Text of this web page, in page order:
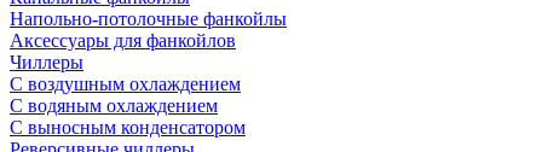
Напольно-потолочные фанкойлы
Аксессуары для фанкойлов
Чиллеры
С воздушным охлаждением
С водяным охлаждением
С выносным конденсатором